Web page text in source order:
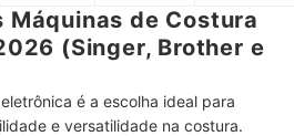
Máquinas de Costura
(Singer, Brother e
é a escolha ideal para
e versatilidade na costura.